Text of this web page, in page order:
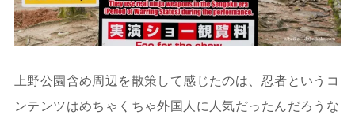
上野公園含め周辺を散策して感じたのは、忍者というコ
ンテンツはめちゃくちゃ外国人に人気だったんだろうな